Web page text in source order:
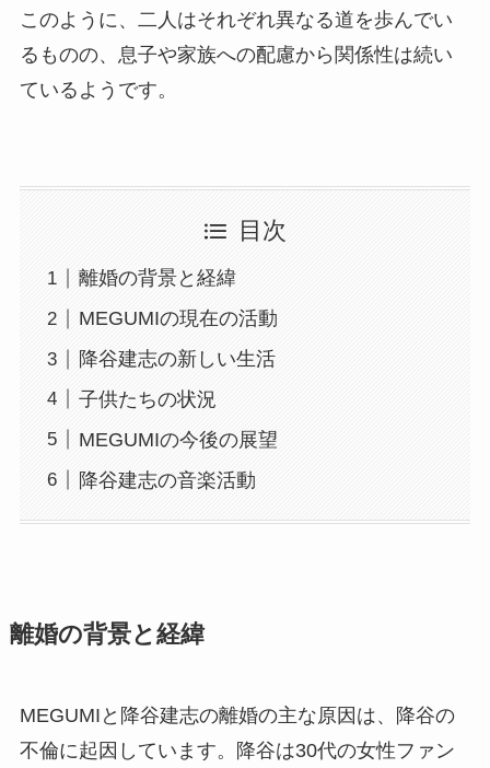
このように、二人はそれぞれ異なる道を歩んでい
るものの、息子や家族への配慮から関係性は続い
ているようです。
目次
離婚の背景と経緯
MEGUMIの現在の活動
降谷建志の新しい生活
子供たちの状況
MEGUMIの今後の展望
降谷建志の音楽活動
離婚の背景と経緯
MEGUMIと降谷建志の離婚の主な原因は、降谷の
不倫に起因しています。降谷は30代の女性ファン